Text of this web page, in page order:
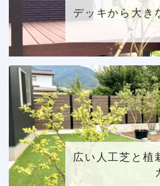
デッキから大き
広い人工芝と植